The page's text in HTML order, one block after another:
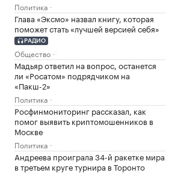
Политика
Глава «Эксмо» назвал книгу, которая
поможет стать «лучшей версией себя»
РАДИО
Общество
Мадьяр ответил на вопрос, останется
ли «Росатом» подрядчиком на
«Пакш-2»
Политика
Росфинмониторинг рассказал, как
помог выявить криптомошенников в
Москве
Политика
Андреева проиграла 34-й ракетке мира
в третьем круге турнира в Торонто